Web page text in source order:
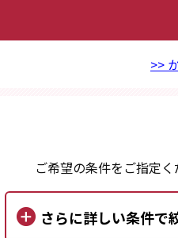
>>
ご希望の条件をご指定く